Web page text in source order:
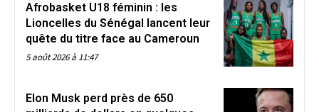
Afrobasket U18 féminin : les
Lioncelles du Sénégal lancent leur
quête du titre face au Cameroun
5 août 2026 à 11:47
Elon Musk perd près de 650